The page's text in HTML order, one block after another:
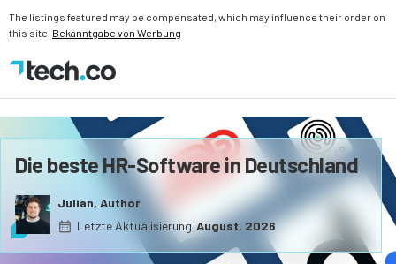
The listings featured may be compensated, which may influence their order on
this site. Bekanntgabe von Werbung
Die beste HR-Software in Deutschland
Julian, Author
Letzte Aktualisierung:August, 2026